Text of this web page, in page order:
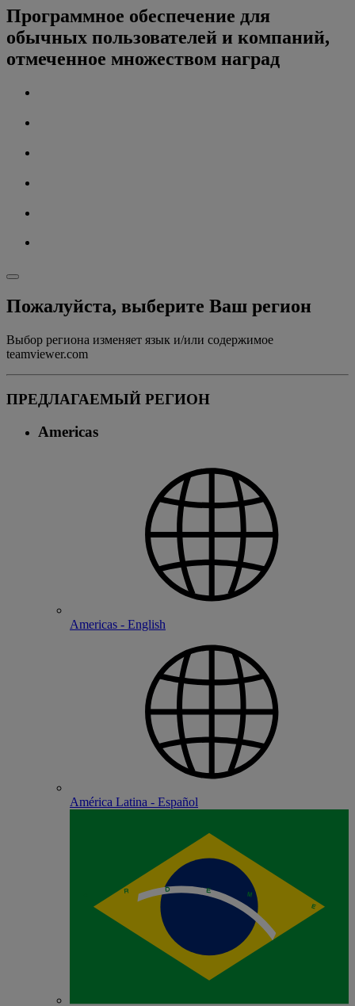
Программное обеспечение для
обычных пользователей и компаний,
отмеченное множеством наград
Пожалуйста, выберите Ваш регион
Выбор региона изменяет язык и/или содержимое
teamviewer.com
ПРЕДЛАГАЕМЫЙ РЕГИОН
Americas
Americas - English
América Latina - Español